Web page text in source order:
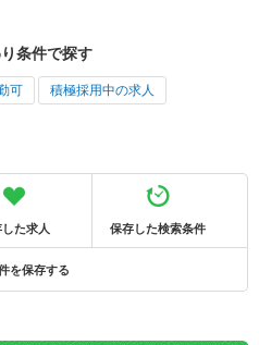
条件で探す
可 積極採用中の求人
た求人 保存した検索条件
を保存する